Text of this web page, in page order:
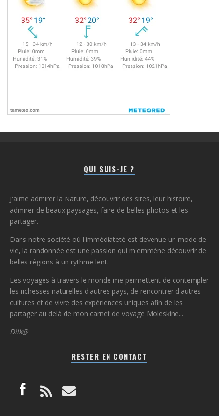
QUI SUIS-JE ?
J'aime admirer la Nature, découvrir des sites, leur histoire,
admirer de beaux paysages, faire de belles photos et les
partager.
Dans notre société où l'immédiateté est devenue un mode de
vie, la randonnée est une passion qui m'emmène découvrir de
belles régions à un rythme lent.
Les voyages à travers le monde me permettent de contempler
les richesses naturelles d'autres pays, de rencontrer d'autres
cultures et de vivre des expériences uniques afin de les
partager au delà de mon carnet de voyage Moleskine...
Dilk@
RESTER EN CONTACT